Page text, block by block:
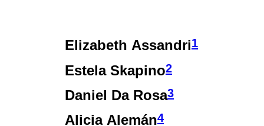
Elizabeth Assandri1
Estela Skapino2
Daniel Da Rosa3
Alicia Alemán4